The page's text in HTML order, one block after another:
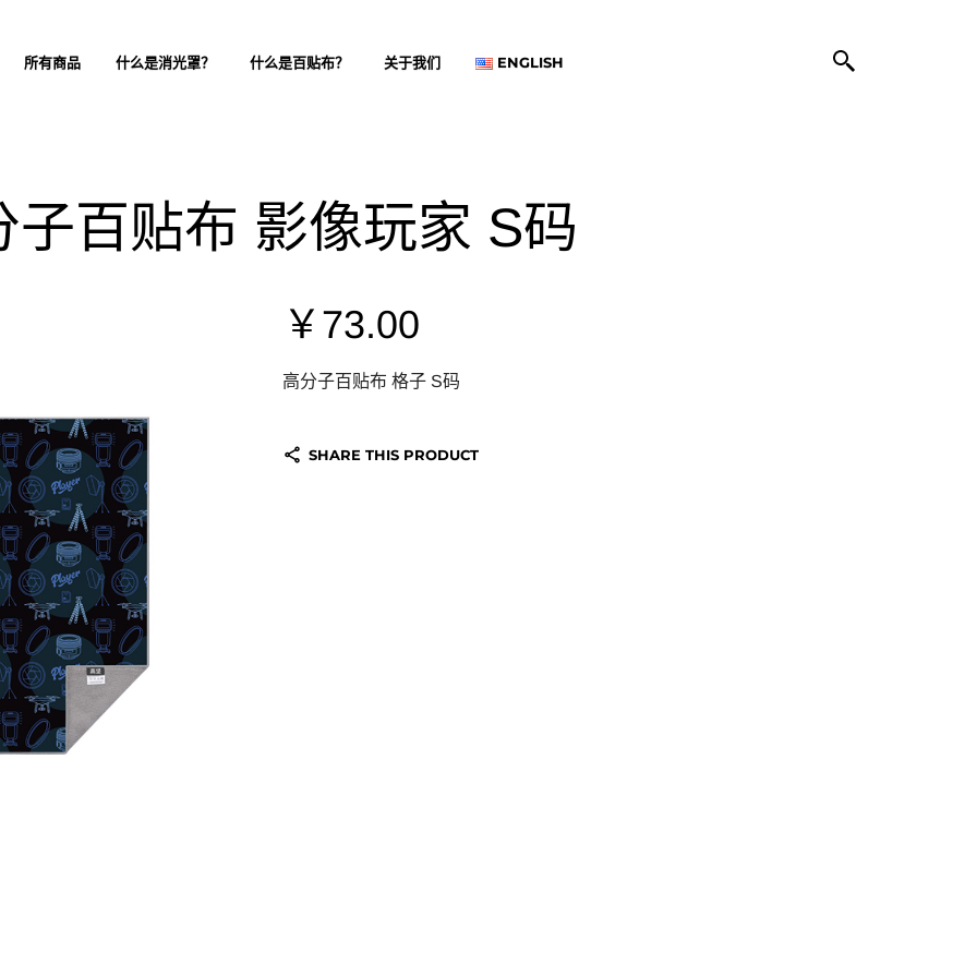
所有商品 什么是消光罩？ 什么是百贴布？ 关于我们 ENGLISH
子百贴布 影像玩家 S码
￥73.00
高分子百贴布 格子S码
SHARE THIS PRODUCT